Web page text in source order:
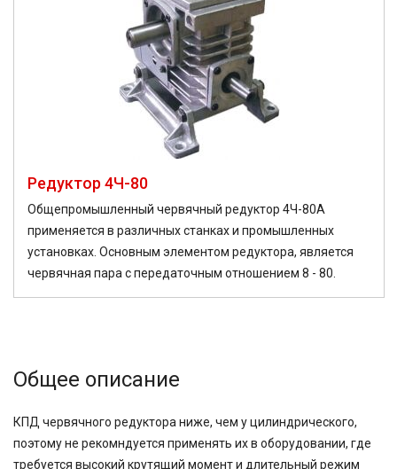
Редуктор 4Ч-80
Общепромышленный червячный редуктор 4Ч-80А
применяется в различных станках и промышленных
установках. Основным элементом редуктора, является
червячная пара с передаточным отношением 8 - 80.
Общее описание
КПД червячного редуктора ниже, чем у цилиндрического,
поэтому не рекомндуется применять их в оборудовании, где
требуется высокий крутящий момент и длительный режим